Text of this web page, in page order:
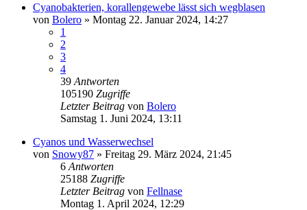
Cyanobakterien, korallengewebe lässt sich wegblasen
von Bolero » Montag 22. Januar 2024, 14:27
1
2
3
4
39 Antworten
105190 Zugriffe
Letzter Beitrag von Bolero
Samstag 1. Juni 2024, 13:11
Cyanos und Wasserwechsel
von Snowy87 » Freitag 29. März 2024, 21:45
6 Antworten
25188 Zugriffe
Letzter Beitrag von Fellnase
Montag 1. April 2024, 12:29